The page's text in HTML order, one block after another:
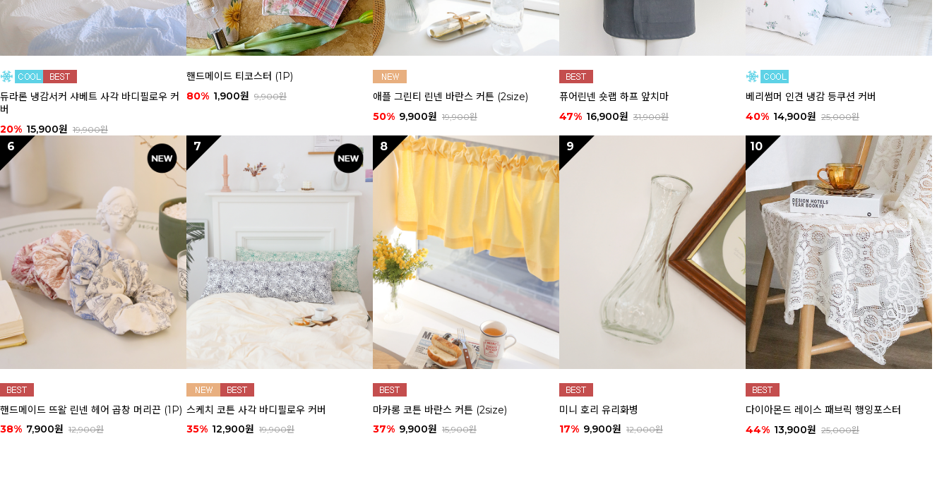
듀라론 냉감서커 샤베트 사각 바디필로우 커
버
20% 15,900원 19,900원
핸드메이드 티코스터 (1P)
80% 1,900원 9,900원
애플 그린티 린넨 바란스 커튼 (2size)
50% 9,900원 19,900원
퓨어린넨 숏랩 하프 앞치마
47% 16,900원 31,900원
베리썸머 인견 냉감 등쿠션 커버
40% 14,900원 25,000원
6
핸드메이드 뜨왈 린넨 헤어 곱창 머리끈 (1P)
38% 7,900원 12,900원
7
스케치 코튼 사각 바디필로우 커버
35% 12,900원 19,900원
8
마카롱 코튼 바란스 커튼 (2size)
37% 9,900원 15,900원
9
미니 호리 유리화병
17% 9,900원 12,000원
10
다이아몬드 레이스 패브릭 행잉포스터
44% 13,900원 25,000원